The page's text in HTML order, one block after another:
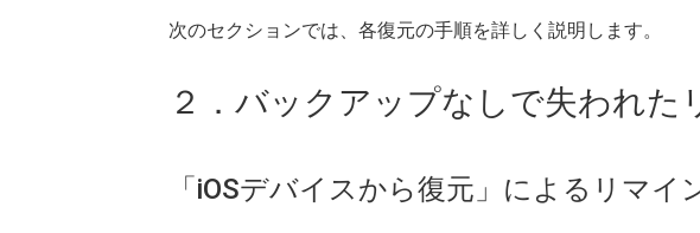
次のセクションでは、各復元の手順を詳しく説明します。
２．バックアップなしで失われた
「iOSデバイスから復元」によるリマイ